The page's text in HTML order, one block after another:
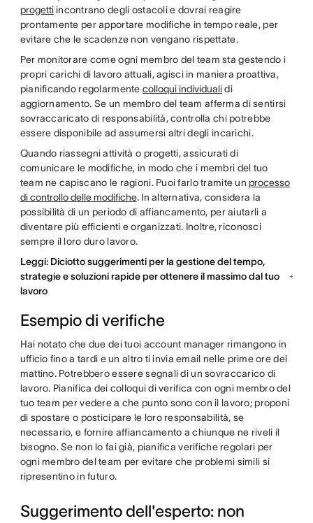
progettiincontrano degli ostacoli e dovrai reagire
prontamente per apportare modifiche in tempo reale, per
evitare che le scadenze non vengano rispettate.
Per monitorare come ogni membro del team sta gestendo i
propri carichi di lavoro attuali, agisci in maniera proattiva,
pianificando regolarmente colloqui individualidi
aggiornamento. Se un membro del team afferma di sentirsi
sovraccaricato di responsabilità, controlla chi potrebbe
essere disponibile ad assumersi altri degli incarichi.
Quando riassegni attività o progetti, assicurati di
comunicare le modifiche, in modo che i membri del tuo
team ne capiscano le ragioni. Puoi farlo tramite un processo
di controllo delle modifiche. In alternativa, considera la
possibilità di un periodo di affiancamento, per aiutarli a
diventare più efficienti e organizzati. Inoltre, riconosci
sempre il loro duro lavoro.
Leggi: Diciotto suggerimenti per la gestione del tempo,
strategie e soluzioni rapide per ottenere il massimo dal tuo
lavoro
Esempio di verifiche
Hai notato che due dei tuoi account manager rimangono in
ufficio fino a tardi e un altro ti invia email nelle prime ore del
mattino. Potrebbero essere segnali di un sovraccarico di
lavoro. Pianifica dei colloqui di verifica con ogni membro del
tuo team per vedere a che punto sono con il lavoro; proponi
di spostare o posticipare le loro responsabilità, se
necessario, e fornire affiancamento a chiunque ne riveli il
bisogno. Se non lo fai già, pianifica verifiche regolari per
ogni membro del team per evitare che problemi simili si
ripresentino in futuro.
Suggerimento dell'esperto: non